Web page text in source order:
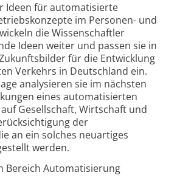
Ideen für automatisierte
im Personen- und
die Wissenschaftler
Ideen weiter und passen sie in
für die Entwicklung
Verkehrs in Deutschland ein.
analysieren sie im nächsten
eines automatisierten
Gesellschaft, Wirtschaft und
der
an ein solches neuartiges
werden.
Bereich Automatisierung